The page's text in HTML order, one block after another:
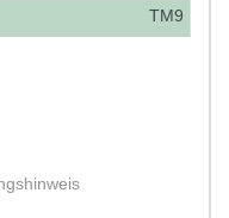
TM9